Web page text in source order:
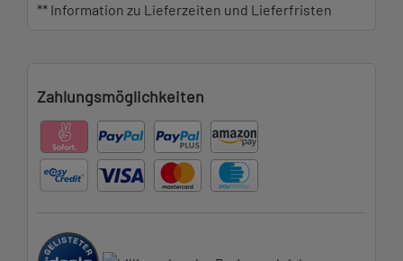
** Information zu Lieferzeiten und Lieferfristen
Zahlungsmöglichkeiten